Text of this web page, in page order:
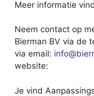
Meer informatie
Neem contact op
Bierman BV via de
via email:
website:
Je vind